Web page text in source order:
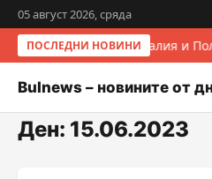
05 август 2026, сряда
ПОСЛЕДНИ НОВИНИИталия и
Bulnews – новините от
Ден: 15.06.2023